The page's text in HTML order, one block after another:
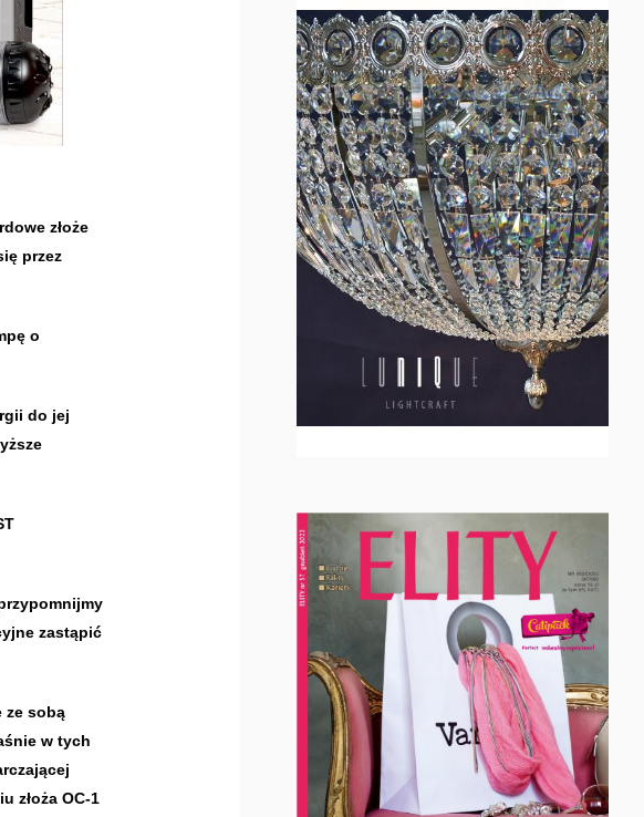
złoże
przez
o
do jej
zastąpić
ze sobą
w tych
złoża OC-1